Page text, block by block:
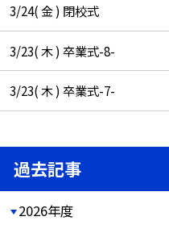
3/24( 金 ) 閉校式
3/23( 木 ) 卒業式-8-
3/23( 木 ) 卒業式-7-
過去記事
2026年度